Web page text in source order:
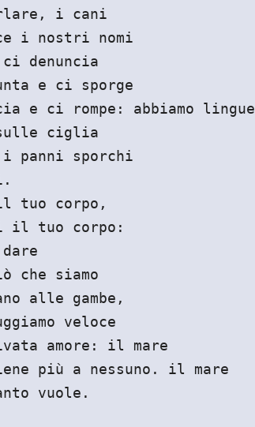
i cani
i nostri nomi
denuncia
e ci sporge
e ci rompe: abbiamo lingue
ciglia
i panni sporchi
tuo corpo,
il tuo corpo:
che siamo
alle gambe,
veloce
amore: il mare
più a nessuno. il mare
vuole.